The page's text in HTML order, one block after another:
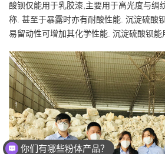
酸钡仅能用于乳胶漆,主要用于高光度与绸
称. 甚至于暴露时亦有耐酸性能. 沉淀硫酸
易留动性可增加其化学性能. 沉淀硫酸钡
你们有哪些粉体产品？